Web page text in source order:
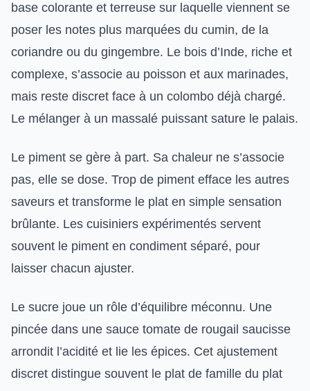
base colorante et terreuse sur laquelle viennent se
poser les notes plus marquées du cumin, de la
coriandre ou du gingembre. Le bois d’Inde, riche et
complexe, s’associe au poisson et aux marinades,
mais reste discret face à un colombo déjà chargé.
Le mélanger à un massalé puissant sature le palais.
Le piment se gère à part. Sa chaleur ne s’associe
pas, elle se dose. Trop de piment efface les autres
saveurs et transforme le plat en simple sensation
brûlante. Les cuisiniers expérimentés servent
souvent le piment en condiment séparé, pour
laisser chacun ajuster.
Le sucre joue un rôle d’équilibre méconnu. Une
pincée dans une sauce tomate de rougail saucisse
arrondit l’acidité et lie les épices. Cet ajustement
discret distingue souvent le plat de famille du plat